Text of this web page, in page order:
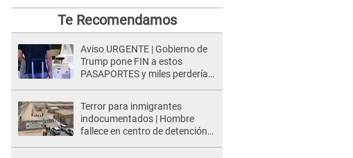
Te Recomendamos
Aviso URGENTE | Gobierno de
Trump pone FIN a estos
PASAPORTES y miles perderían
Terror para inmigrantes
indocumentados | Hombre
fallece en centro de detención